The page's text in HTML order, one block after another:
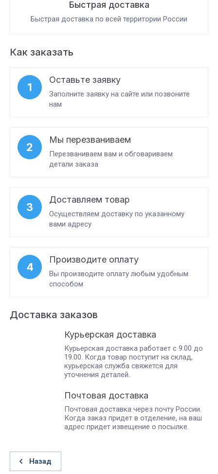
Быстрая доставка
Быстрая доставка по всей территории России
Как заказать
1
Оставьте заявку
Заполните заявку на сайте или позвоните
нам
2
Мы перезваниваем
Перезваниваем вам и обговариваем
детали заказа
3
Доставляем товар
Осуществляем доставку по указанному
вами адресу
4
Производите оплату
Вы производите оплату любым удобным
способом
Доставка заказов
Курьерская доставка
Курьерская доставка работает с 9.00 до
19.00. Когда товар поступит на склад,
курьерская служба свяжется для
уточнения деталей.
Почтовая доставка
Почтовая доставка через почту России.
Когда заказ придет в отделение, на ваш
адрес придет извещение о посылке.
Назад